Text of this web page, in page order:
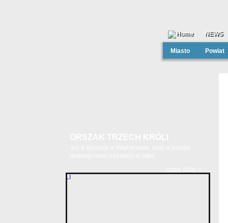
NEWS
Miasto Powiat